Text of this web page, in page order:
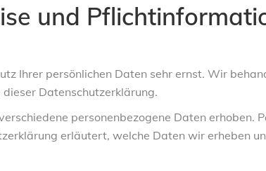
und
Ihrer persönlichen Daten sehr ernst. Wir
Datenschutzerklärung.
personenbezogene Daten
erläutert, welche Daten wir erheben